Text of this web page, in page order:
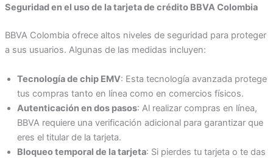
Seguridad en el uso de la tarjeta de crédito BBVA Colombia
BBVA Colombia ofrece altos niveles de seguridad para proteger
a sus usuarios. Algunas de las medidas incluyen:
Tecnología de chip EMV: Esta tecnología avanzada protege
tus compras tanto en línea como en comercios físicos.
Autenticación en dos pasos: Al realizar compras en línea,
BBVA requiere una verificación adicional para garantizar que
eres el titular de la tarjeta.
Bloqueo temporal de la tarjeta: Si pierdes tu tarjeta o te das